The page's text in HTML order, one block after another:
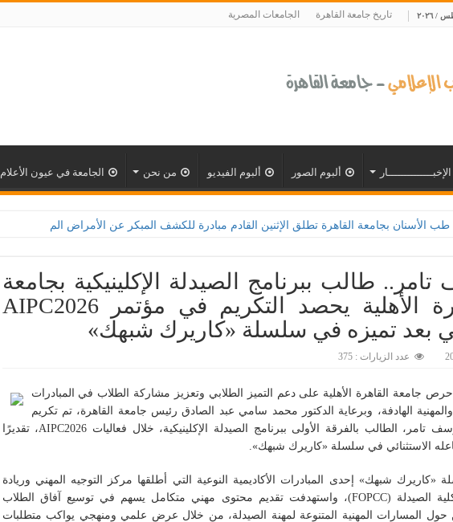
تاريخ جامعة القاهرة الجامعات المصرية
الإخبــــــــــــــار ألبوم الصور ألبوم الفيديو من نحن الجامعة في عيون الأعلام
طالب ببرنامج الصيدلة الإكلينيكية بجامعة
القاهرة الأهلية يحصد التكريم في مؤتمر AIPC2026
بعد تميزه في سلسلة «كاريرك شبهك»
عدد الزيارات : 375
جامعة القاهرة الأهلية على دعم التميز الطلابي وتعزيز مشاركة الطلاب في المبادرات
والمهنية الهادفة، وبرعاية الدكتور محمد سامي عبد الصادق رئيس جامعة القاهرة، تم تكريم
الطالب يوسف تامر، الطالب بالفرقة الأولى ببرنامج الصيدلة الإكلينيكية، خلال فعاليات AIPC2026، تقديرًا
الاستثنائي في سلسلة «كاريرك شبهك».
«كاريرك شبهك» إحدى المبادرات الأكاديمية النوعية التي أطلقها مركز التوجيه المهني وريادة
الأعمال بكلية الصيدلة (FOPCC)، واستهدفت تقديم محتوى مهني متكامل يسهم في توسيع آفاق الطلاب
حول المسارات المهنية المتنوعة لمهنة الصيدلة، من خلال عرض علمي ومنهجي يواكب متطلبات